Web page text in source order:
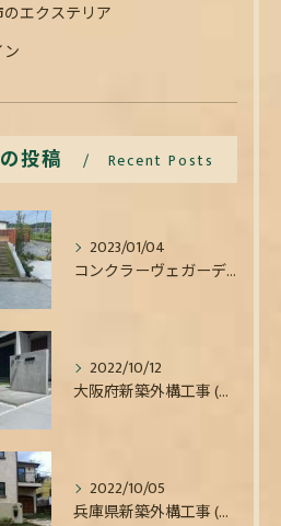
エクステリア
投稿 Recent Posts
2023/01/04
コンクラーヴェガーデンワークスの工房日記
2022/10/12
大阪府新築外構工事 (枚方市)｜コンクラーヴェガーデンワークスの現場日記
2022/10/05
兵庫県新築外構工事 (宝塚市)｜コンクラーヴェガーデンワークスの現場日記